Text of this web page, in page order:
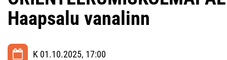
Haapsalu vanalinn
K 01.10.2025, 17:00